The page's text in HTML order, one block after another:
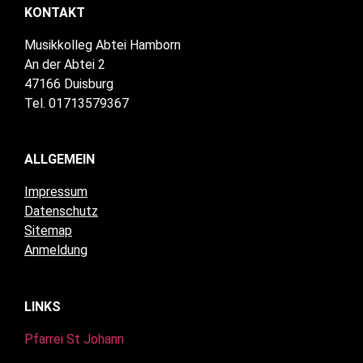
KONTAKT
Musikkolleg Abtei Hamborn
An der Abtei 2
47166 Duisburg
Tel. 01713579367
ALLGEMEIN
Impressum
Datenschutz
Sitemap
Anmeldung
LINKS
Pfarrei St Johann